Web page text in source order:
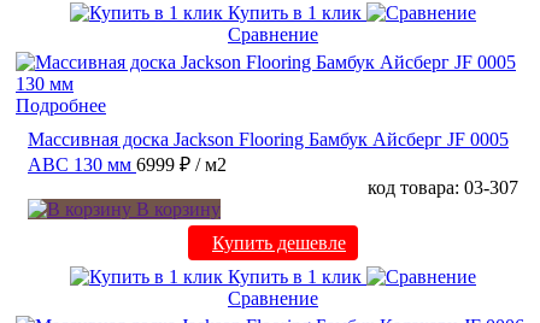
Купить в 1 клик
Сравнение
Подробнее
Массивная доска Jackson Flooring Бамбук Айсберг JF 0005
ABC 130 мм 6999 ₽ / м2
код товара: 03-307
В корзину
Купить дешевле
Купить в 1 клик
Сравнение